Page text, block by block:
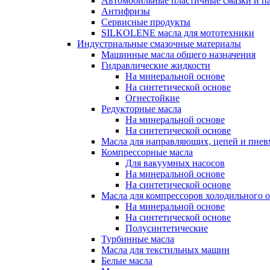
Антифризы
Сервисные продукты
SILKOLENE масла для мототехники
Индустриальные смазочные материалы
Машинные масла общего назначения
Гидравлические жидкости
На минеральной основе
На синтетической основе
Огнестойкие
Редукторные масла
На минеральной основе
На синтетической основе
Масла для направляющих, цепей и
Компрессорные масла
Для вакуумных насосов
На минеральной основе
На синтетической основе
Масла для компрессоров холодильного
На минеральной основе
На синтетической основе
Полусинтетические
Турбинные масла
Масла для текстильных машин
Белые масла